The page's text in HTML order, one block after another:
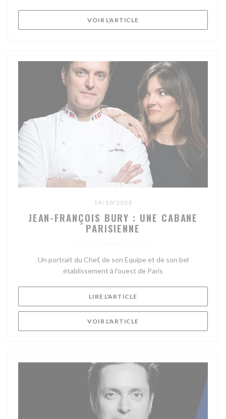
VOIR L'ARTICLE((OUVRE UNE NOUVELLE
19/10/2023
JEAN-FRANÇOIS BURY : UNE CABANE
PARISIENNE
Un portrait du Chef, de son Equipe et de son bel
établissement à l'ouest de Paris
LIRE L'ARTICLE((OUVRE UNE NOUVELLE
VOIR L'ARTICLE((OUVRE UNE NOUVELLE